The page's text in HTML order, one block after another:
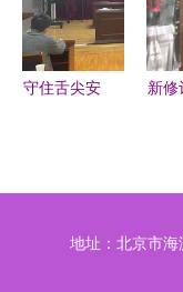
欢聚
守住舌尖安
服务单位食
新修
如何
地址：北京市